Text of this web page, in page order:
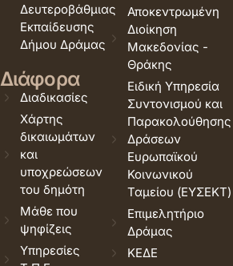
Δευτεροβάθμιας
Εκπαίδευσης
Δήμου Δράμας
Διάφορα
Διαδικασίες
Χάρτης
δικαιωμάτων
και
υποχρεώσεων
του δημότη
Μάθε που
ψηφίζεις
Υπηρεσίες
Αποκεντρωμένη
Διοίκηση
Μακεδονίας -
Θράκης
Ειδική Υπηρεσία
Συντονισμού και
Παρακολούθησης
Δράσεων
Ευρωπαϊκού
Κοινωνικού
Ταμείου (ΕΥΣΕΚΤ)
Επιμελητήριο
Δράμας
ΚΕΔΕ